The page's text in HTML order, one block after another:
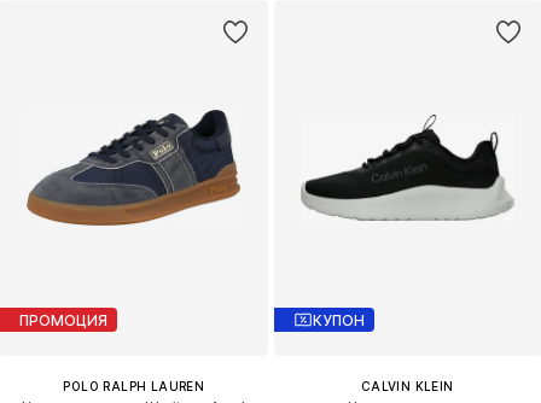
ПРОМОЦИЯ
POLO RALPH LAUREN
КУПОН
CALVIN KLEIN